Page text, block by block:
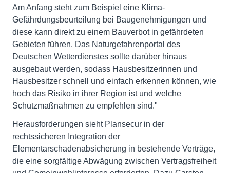
Am Anfang steht zum Beispiel eine Klima-
Gefährdungsbeurteilung bei Baugenehmigungen und
diese kann direkt zu einem Bauverbot in gefährdeten
Gebieten führen. Das Naturgefahrenportal des
Deutschen Wetterdienstes sollte darüber hinaus
ausgebaut werden, sodass Hausbesitzerinnen und
Hausbesitzer schnell und einfach erkennen können, wie
hoch das Risiko in ihrer Region ist und welche
Schutzmaßnahmen zu empfehlen sind."
Herausforderungen sieht Plansecur in der
rechtssicheren Integration der
Elementarschadenabsicherung in bestehende Verträge,
die eine sorgfältige Abwägung zwischen Vertragsfreiheit